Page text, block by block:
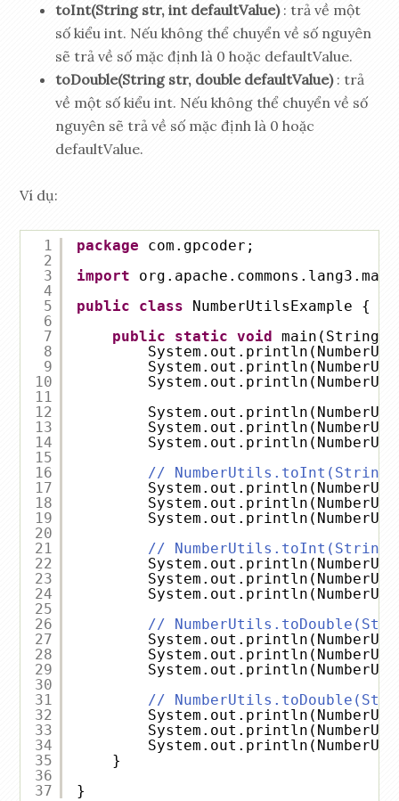
toInt(String str, int defaultValue): trả về một
số kiểu int. Nếu không thể chuyển về số nguyên
sẽ trả về số mặc định là 0 hoặc defaultValue.
toDouble(String str, double defaultValue): trả
về một số kiểu int. Nếu không thể chuyển về số
nguyên sẽ trả về số mặc định là 0 hoặc
defaultValue.
Ví dụ:
1
2
3
4
5
6
7
8
9
10
11
12
13
14
15
16
17
18
19
20
21
22
23
24
25
26
27
28
29
30
31
32
33
34
35
36
37
package
com.gpcoder;
import
public
class
NumberUtilsExample {
public
static void
//
//
//
//
}
}